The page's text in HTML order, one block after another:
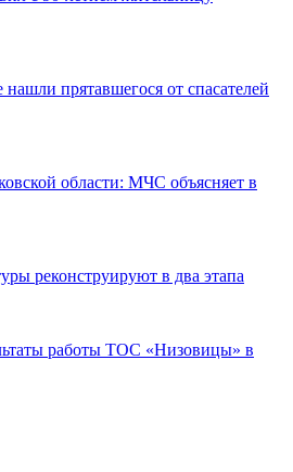
прятавшегося от спасателей
области: МЧС объясняет в
реконструируют в два этапа
работы ТОС «Низовицы» в